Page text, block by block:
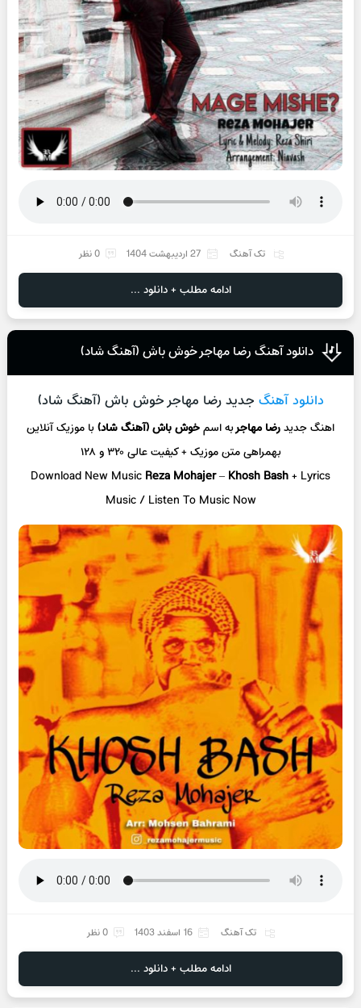
تک آهنگ 27 اردیبهشت 1404 0 نظر
ادامه مطلب + دانلود ...
دانلود آهنگ رضا مهاجر خوش باش (آهنگ شاد)
دانلود آهنگ جدید رضا مهاجر خوش باش (آهنگ شاد)
اهنگ جدیدرضا مهاجربه اسمخوش باش (آهنگ شاد)با موزیک آنلاین
بهمراهی متن موزیک + کیفیت عالی ۳۲۰ و ۱۲۸
Download New Music Reza Mohajer– Khosh Bash+ Lyrics
Music / Listen To Music Now
تک آهنگ 16 اسفند 1403 0 نظر
ادامه مطلب + دانلود ...